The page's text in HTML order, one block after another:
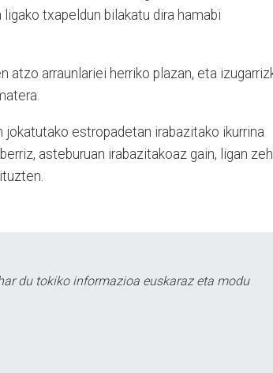
txapeldun bilakatu dira hamabi
atzo arraunlariei herriko plazan, eta
estropadetan irabazitako ikurrina
asteburuan irabazitakoaz gain, ligan
du tokiko informazioa euskaraz eta modu